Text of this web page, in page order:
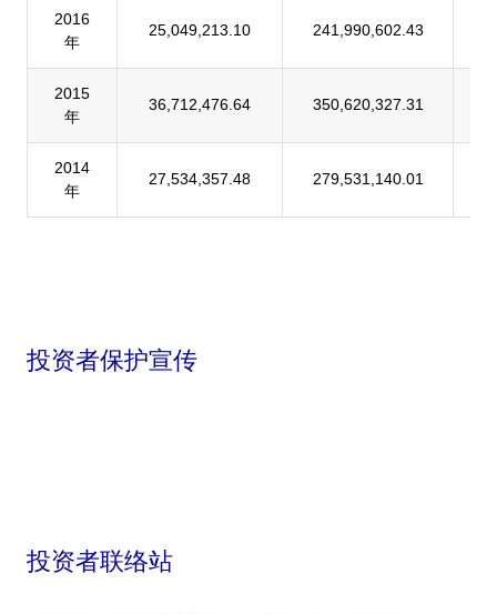
2016
年
25,049,213.10 241,990,602.43
2015
年
36,712,476.64 350,620,327.31
2014
年
27,534,357.48 279,531,140.01
投资者保护宣传
投资者联络站